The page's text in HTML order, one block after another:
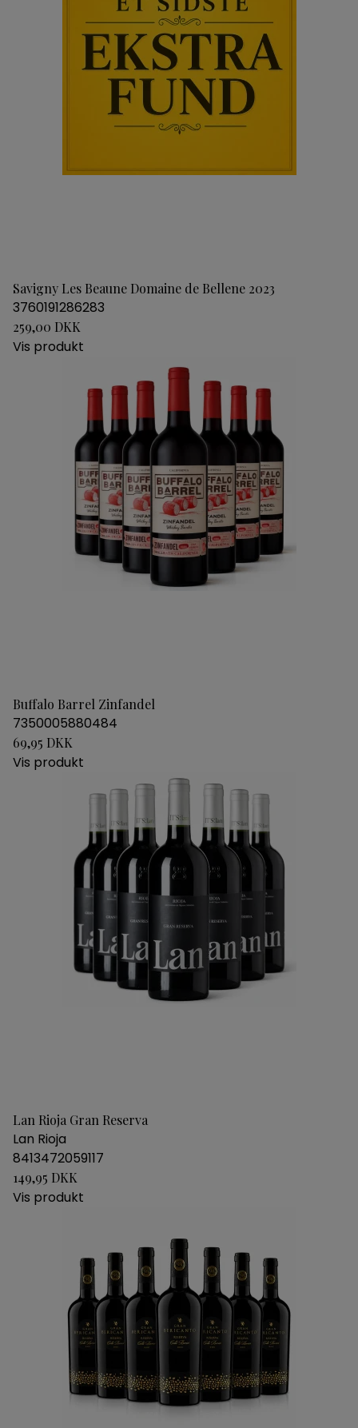
Savigny Les Beaune Domaine de Bellene 2023
3760191286283
259,00 DKK
Vis produkt
Buffalo Barrel Zinfandel
7350005880484
69,95 DKK
Vis produkt
Lan Rioja Gran Reserva
Lan Rioja
8413472059117
149,95 DKK
Vis produkt